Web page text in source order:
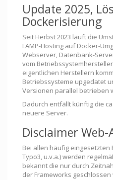
Update 2025,
Dockerisierung
Seit Herbst 2023 läuft die
LAMP-Hosting auf Docker-
Webserver, Datenbank-
vom
eigentlichen Herstellern
Betriebssysteme upgedatet
Versionen parallel betrieben
Dadurch entfällt künftig die
neuere Server.
Disclaimer
Bei allen häufig eingesetzten
Typo3, u.v.a.) werden
bekannt die nur durch
der Frameworks